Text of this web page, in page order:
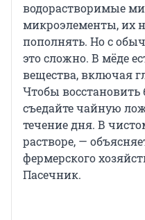
водорастворимые
микроэлементы, их
пополнять. Но с
это сложно. В мёде
вещества, включая
Чтобы восстановить
съедайте чайную
течение дня. В
растворе, —
фермерского
Пасечник.